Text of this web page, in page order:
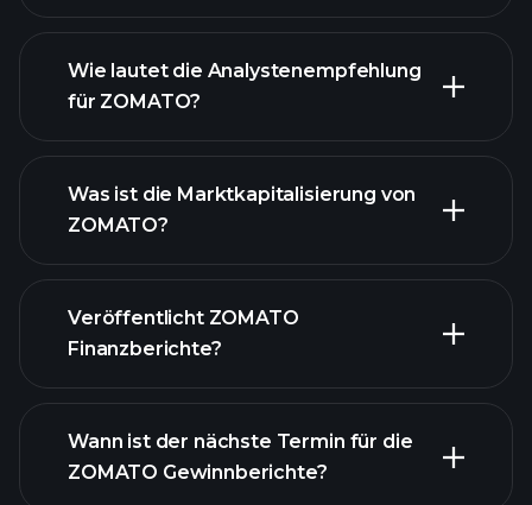
ZOMATO Diagramm
Wie lautet die Analystenempfehlung
für ZOMATO?
Was ist die Marktkapitalisierung von
ZOMATO?
unsere Liste der Aktien
Veröffentlicht ZOMATO
Finanzberichte?
Finanzberichte von
ZOMATO
Wann ist der nächste Termin für die
ZOMATO Gewinnberichte?